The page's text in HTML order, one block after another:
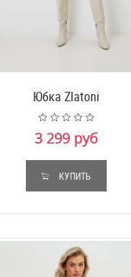
Юбка Zlatoni
3 299 руб
КУПИТЬ